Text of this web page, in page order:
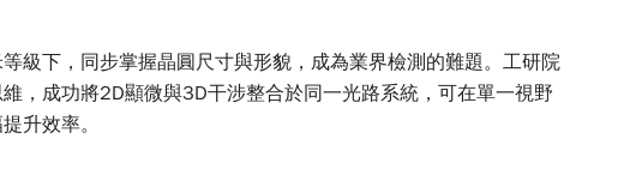
級下，同步掌握晶圓尺寸與形貌，成為業界檢測的難題。工研院
，成功將2D顯微與3D干涉整合於同一光路系統，可在單一視野
升效率。